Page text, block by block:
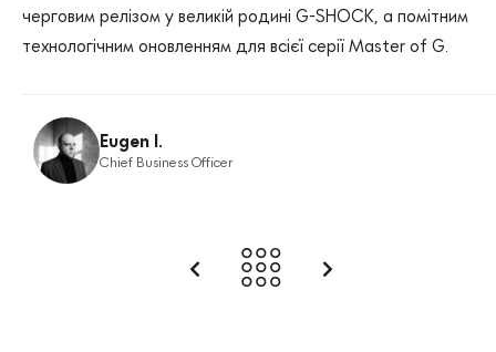
черговим релізом у великій родині G-SHOCK, а помітним
технологічним оновленням для всієї серії Master of G.
Eugen I.
Chief Business Officer